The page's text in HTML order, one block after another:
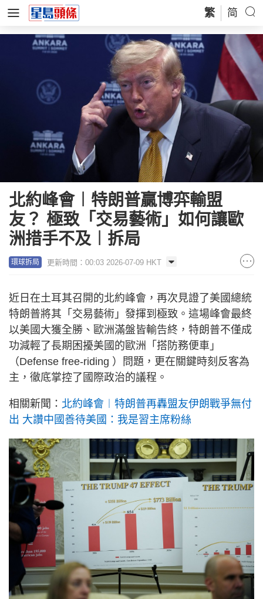
繁 简
北約峰會︱特朗普贏博弈輸盟
友？ 極致「交易藝術」如何讓歐
洲措手不及︱拆局
環球拆局 更新時間：00:03 2026-07-09 HKT
近日在土耳其召開的北約峰會，再次見證了美國總統
特朗普將其「交易藝術」發揮到極致。這場峰會最終
以美國大獲全勝、歐洲滿盤皆輸告終，特朗普不僅成
功減輕了長期困擾美國的歐洲「搭防務便車」
（Defense free-riding ）問題，更在關鍵時刻反客為
主，徹底掌控了國際政治的議程。
相關新聞： 北約峰會︱特朗普再轟盟友伊朗戰爭無付
出 大讚中國善待美國：我是習主席粉絲